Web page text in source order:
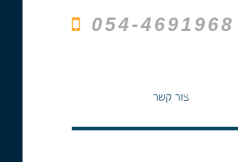
054-4691968
צור קשר